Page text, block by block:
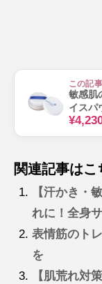
この記
敏感肌
イスパ
が汚れ
ーSP
関連記事はこ
【汗かき・
れに！全身
表情筋のト
を
【肌荒れ対